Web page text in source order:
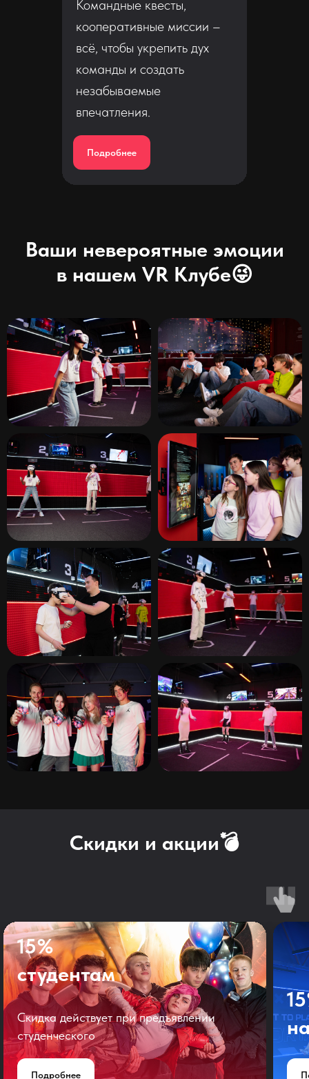
Командные квесты,
кооперативные миссии –
всё, чтобы укрепить дух
команды и создать
незабываемые
впечатления.
Подробнее
Ваши невероятные эмоции
в нашем VR Клубе😜
Скидки и акции💣
15%
студентам
Скидка действует при предъявлении
студенческого
Подробнее